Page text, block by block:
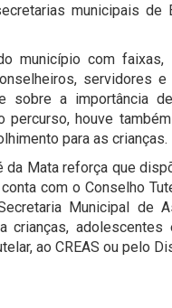
municipais de
município com
servidores
sobre a importância
percurso, houve
para as crianças.
Mata reforça que
com o Conselho
Municipal de
crianças,
ao CREAS ou pelo